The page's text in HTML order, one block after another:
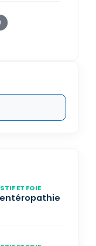
ET FOIE